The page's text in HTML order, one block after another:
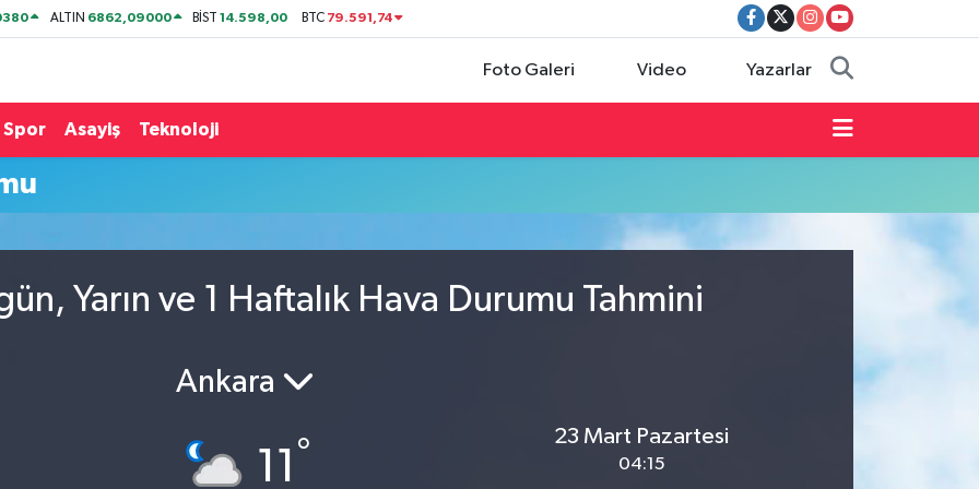
ALTIN 6862,09000 BİST14.598,00 BTC 79.591,74
Foto Galeri Video Yazarlar
Spor Asayiş Teknoloji
Yarın ve 1 Haftalık Hava Durumu Tahmini
Ankara
11 °
23 Mart Pazartesi
04:15